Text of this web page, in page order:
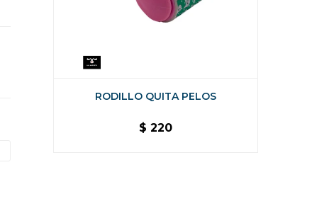
RODILLO QUITA PELOS
$ 220